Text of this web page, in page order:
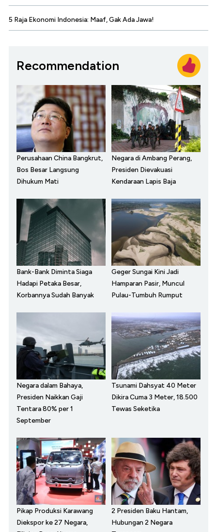
5 Raja Ekonomi Indonesia: Maaf, Gak Ada Jawa!
Recommendation
Perusahaan China Bangkrut,
Bos Besar Langsung
Dihukum Mati
Negara di Ambang Perang,
Presiden Dievakuasi
Kendaraan Lapis Baja
Bank-Bank Diminta Siaga
Hadapi Petaka Besar,
Korbannya Sudah Banyak
Geger Sungai Kini Jadi
Hamparan Pasir, Muncul
Pulau-Tumbuh Rumput
Negara dalam Bahaya,
Presiden Naikkan Gaji
Tentara 80% per 1
September
Tsunami Dahsyat 40 Meter
Dikira Cuma 3 Meter, 18.500
Tewas Seketika
Pikap Produksi Karawang
Diekspor ke 27 Negara,
2 Presiden Baku Hantam,
Hubungan 2 Negara